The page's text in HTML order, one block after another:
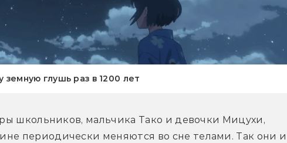
глушь раз в 1200 лет
школьников, мальчика Тако и девочки Мицухи,
периодически меняются во сне телами. Так они и